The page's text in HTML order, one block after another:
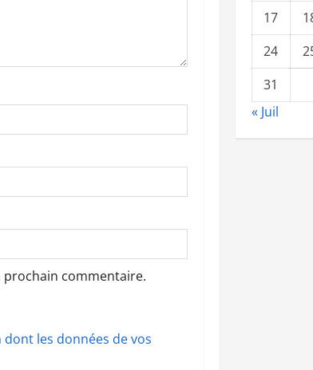
commentaire.
les données de vos
17
24
31
« Juil